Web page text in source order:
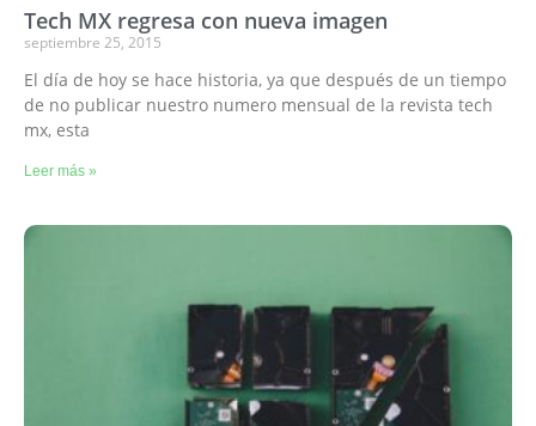
Tech MX regresa con nueva imagen
septiembre 25, 2015
El día de hoy se hace historia, ya que después de un tiempo
de no publicar nuestro numero mensual de la revista tech
mx, esta
Leer más »